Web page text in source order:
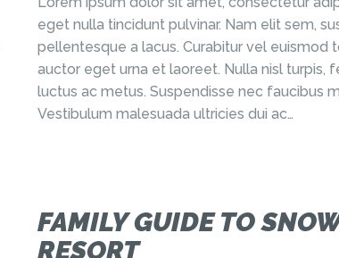
eget nulla tincidunt pulvinar. Nam elit sem,
pellentesque a lacus. Curabitur vel euismod
auctor eget urna et laoreet. Nulla nisl turpis,
luctus ac metus. Suspendisse nec faucibus
Vestibulum malesuada ultricies dui ac…
FAMILY GUIDE TO
RESORT